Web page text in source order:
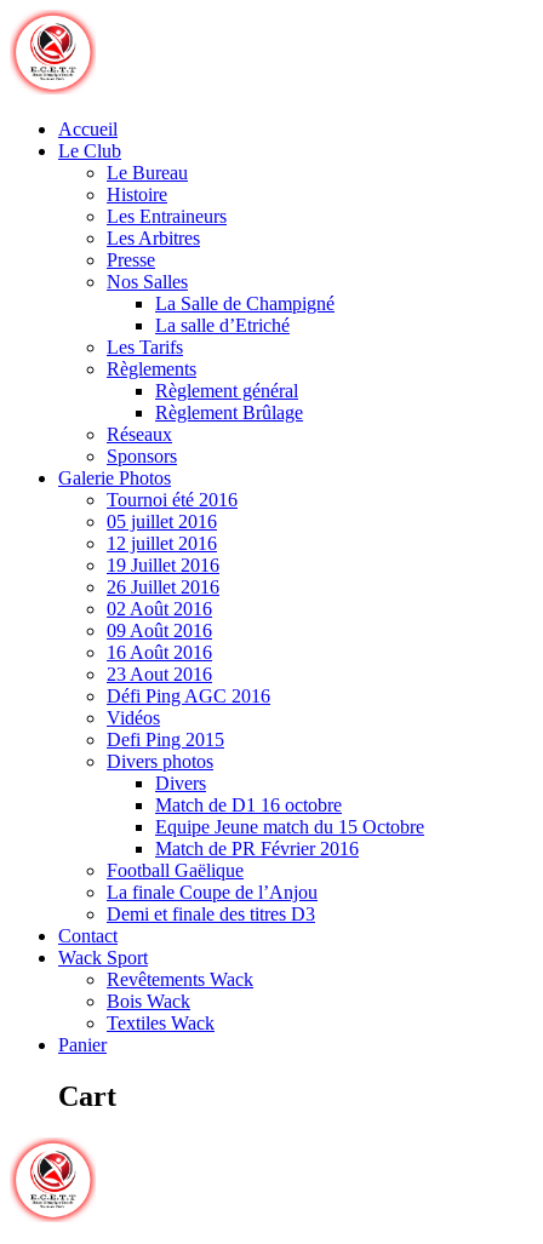
Skip
to
content
Accueil
Le Club
Le Bureau
Histoire
Les Entraineurs
Les Arbitres
Presse
Nos Salles
La Salle de Champigné
La salle d’Etriché
Les Tarifs
Règlements
Règlement général
Règlement Brûlage
Réseaux
Sponsors
Galerie Photos
Tournoi été 2016
05 juillet 2016
12 juillet 2016
19 Juillet 2016
26 Juillet 2016
02 Août 2016
09 Août 2016
16 Août 2016
23 Aout 2016
Défi Ping AGC 2016
Vidéos
Defi Ping 2015
Divers photos
Divers
Match de D1 16 octobre
Equipe Jeune match du 15 Octobre
Match de PR Février 2016
Football Gaëlique
La finale Coupe de l’Anjou
Demi et finale des titres D3
Contact
Wack Sport
Revêtements Wack
Bois Wack
Textiles Wack
Panier
Cart